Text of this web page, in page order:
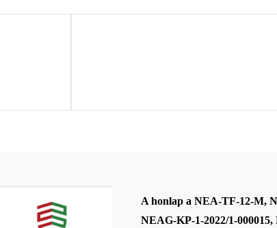
A honlap a NEA-TF-12-M,
NEAG-KP-1-2022/1-